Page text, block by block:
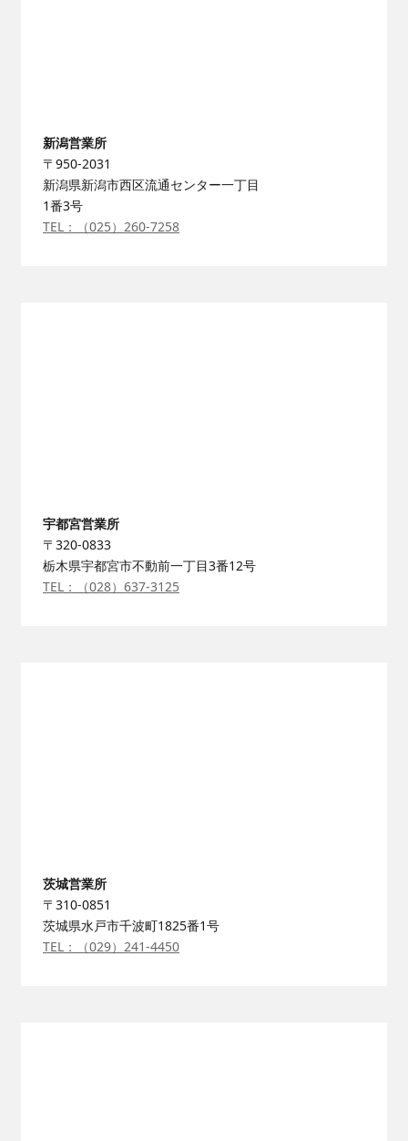
新潟営業所
〒950-2031
新潟県新潟市西区流通センター一丁目
1番3号
TEL：（025）260-7258
宇都宮営業所
〒320-0833
栃木県宇都宮市不動前一丁目3番12号
TEL：（028）637-3125
茨城営業所
〒310-0851
茨城県水戸市千波町1825番1号
TEL：（029）241-4450